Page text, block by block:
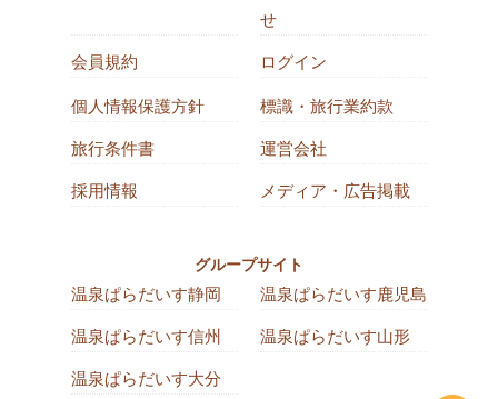
せ
会員規約 ログイン
個人情報保護方針 標識・旅行業約款
旅行条件書 運営会社
採用情報 メディア・広告掲載
グループサイト
温泉ぱらだいす静岡 温泉ぱらだいす鹿児島
温泉ぱらだいす信州 温泉ぱらだいす山形
温泉ぱらだいす大分